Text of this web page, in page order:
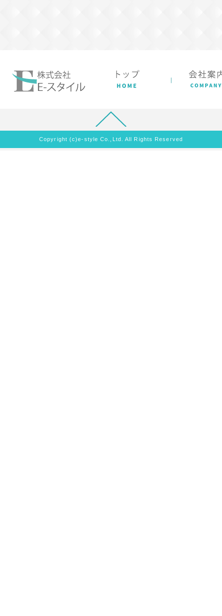
Copyright (c)e-style Co.,Ltd. All Rights Reserved